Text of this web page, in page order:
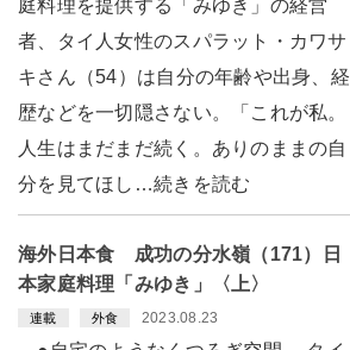
庭料理を提供する「みゆき」の経営
者、タイ人女性のスパラット・カワサ
キさん（54）は自分の年齢や出身、経
歴などを一切隠さない。「これが私。
人生はまだまだ続く。ありのままの自
分を見てほし…続きを読む
海外日本食 成功の分水嶺（171）日
本家庭料理「みゆき」〈上〉
連載 外食 2023.08.23